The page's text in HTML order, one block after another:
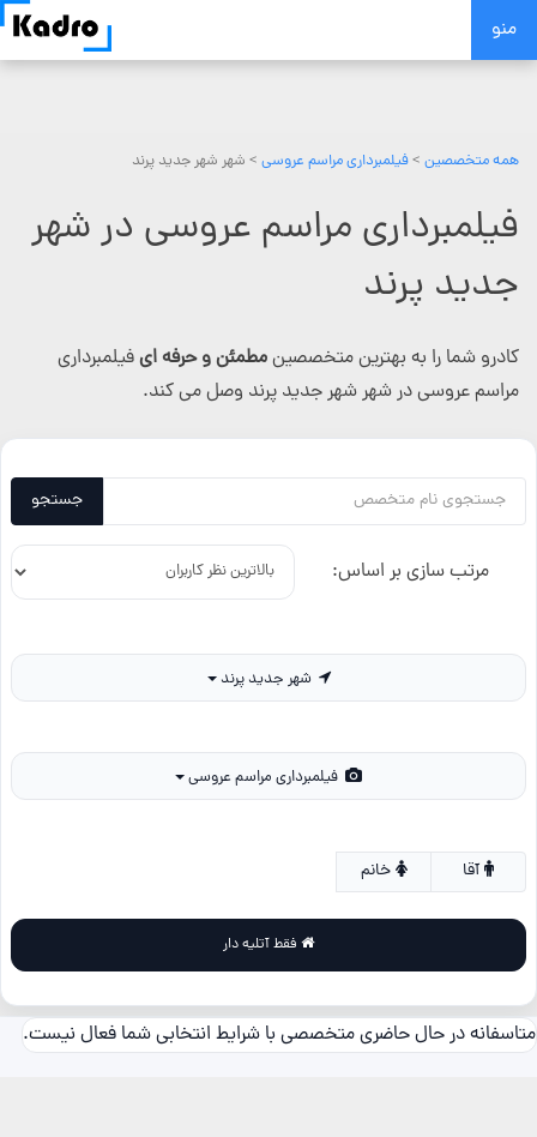
Skip
منو
همه متخصصین >فیلمبرداری مراسم عروسی > شهر شهر جدید پرند
فیلمبرداری مراسم عروسی در شهر
جدید پرند
کادرو شما را به بهترین متخصصینمطمئن و حرفه ایفیلمبرداری
مراسم عروسی در شهر شهر جدید پرند وصل می کند.
جستجو
مرتب سازی بر اساس:
خانم
متاسفانه در حال حاضری متخصصی با شرایط انتخابی شما فعال نیست.